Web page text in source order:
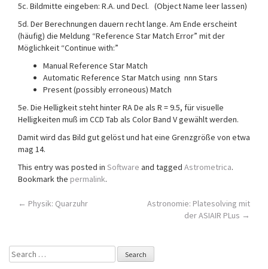
5c. Bildmitte eingeben: R.A. und Decl. (Object Name leer lassen)
5d. Der Berechnungen dauern recht lange. Am Ende erscheint
(häufig) die Meldung “Reference Star Match Error” mit der
Möglichkeit “Continue with:”
Manual Reference Star Match
Automatic Reference Star Match using nnn Stars
Present (possibly erroneous) Match
5e. Die Helligkeit steht hinter RA De als R = 9.5, für visuelle
Helligkeiten muß im CCD Tab als Color Band V gewählt werden.
Damit wird das Bild gut gelöst und hat eine Grenzgröße von etwa
mag 14.
This entry was posted in Software and tagged Astrometrica.
Bookmark the permalink.
Post
← Physik: Quarzuhr
Astronomie: Platesolving mit
der ASIAIR PLus →
Search
for: